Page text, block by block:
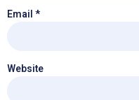
Email*
Website